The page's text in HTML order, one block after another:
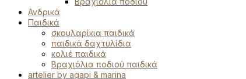
Ανδρικά
Παιδικά
σκουλαρίκια παιδικά
παιδικά δαχτυλίδια
κολιέ παιδικά
Βραχιόλια ποδιού παιδικά
artelier by agapi & marina